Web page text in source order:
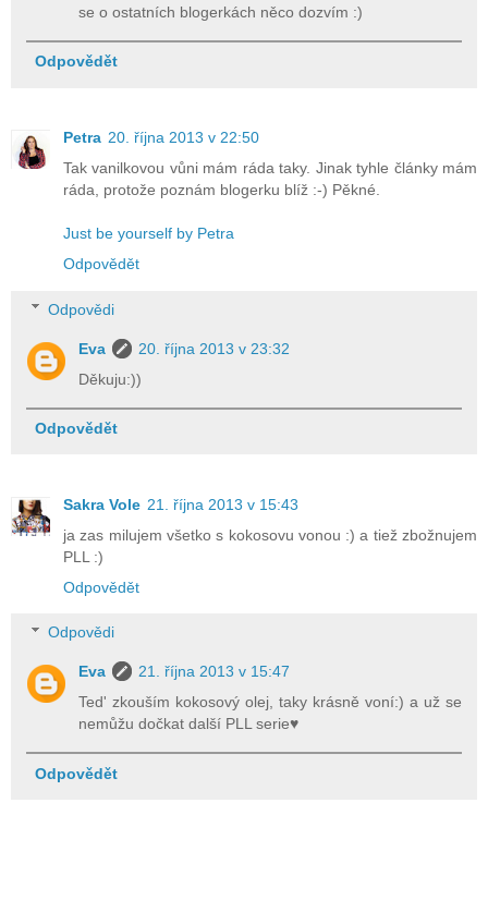
se o ostatních blogerkách něco dozvím :)
Odpovědět
Petra 20. října 2013 v 22:50
Tak vanilkovou vůni mám ráda taky. Jinak tyhle články mám
ráda, protože poznám blogerku blíž :-) Pěkné.
Just be yourself by Petra
Odpovědět
Odpovědi
Eva
20. října 2013 v 23:32
Děkuju:))
Odpovědět
Sakra Vole 21. října 2013 v 15:43
ja zas milujem všetko s kokosovu vonou :) a tiež zbožnujem
PLL :)
Odpovědět
Odpovědi
Eva
21. října 2013 v 15:47
Ted' zkouším kokosový olej, taky krásně voní:) a už se
nemůžu dočkat další PLL serie♥
Odpovědět